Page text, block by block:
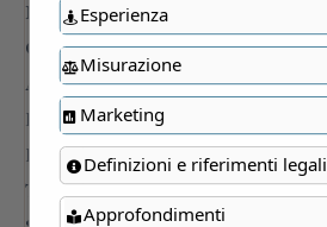
Esperienza
Misurazione
Marketing
Definizioni e riferimenti legali
Approfondimenti